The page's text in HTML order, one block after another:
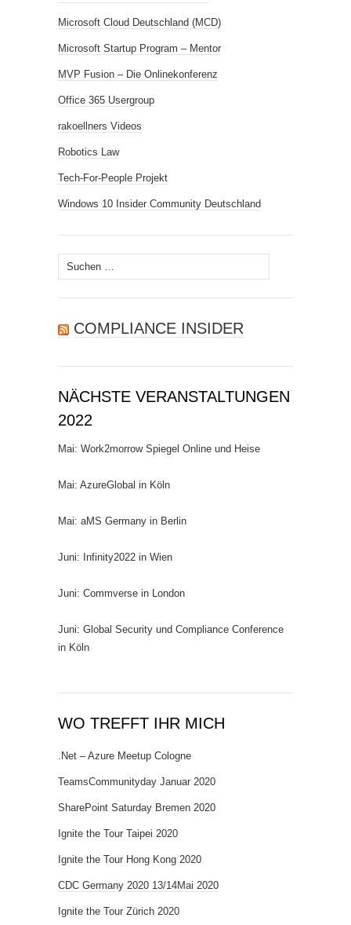
Microsoft Cloud Deutschland (MCD)
Microsoft Startup Program – Mentor
MVP Fusion – Die Onlinekonferenz
Office 365 Usergroup
rakoellners Videos
Robotics Law
Tech-For-People Projekt
Windows 10 Insider Community Deutschland
Suchen
nach:
COMPLIANCE INSIDER
NÄCHSTE VERANSTALTUNGEN
2022
Mai: Work2morrow Spiegel Online und Heise
Mai: AzureGlobal in Köln
Mai: aMS Germany in Berlin
Juni: Infinity2022 in Wien
Juni: Commverse in London
Juni: Global Security und Compliance Conference
in Köln
WO TREFFT IHR MICH
.Net – Azure Meetup Cologne
TeamsCommunityday Januar 2020
SharePoint Saturday Bremen 2020
Ignite the Tour Taipei 2020
Ignite the Tour Hong Kong 2020
CDC Germany 2020 13/14Mai 2020
Ignite the Tour Zürich 2020